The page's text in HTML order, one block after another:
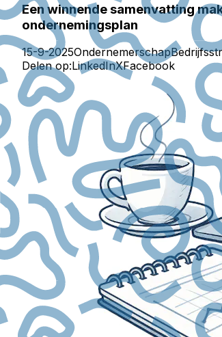
Een winnende samenvatting
ondernemingsplan
15-9-2025Ondernemerschap
Delen op:LinkedInXFacebook